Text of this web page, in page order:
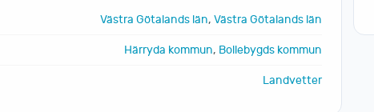
Västra Götalands län, Västra Götalands län
Härryda kommun, Bollebygds kommun
Landvetter